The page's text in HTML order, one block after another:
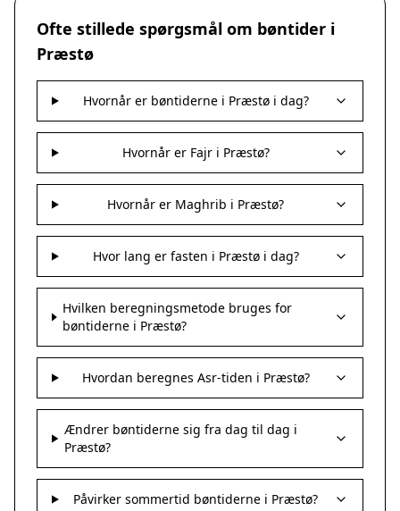
Ofte stillede spørgsmål om bøntider i
Præstø
Hvornår er bøntiderne i Præstø i dag?
Hvornår er Fajr i Præstø?
Hvornår er Maghrib i Præstø?
Hvor lang er fasten i Præstø i dag?
Hvilken beregningsmetode bruges for
bøntiderne i Præstø?
Hvordan beregnes Asr-tiden i Præstø?
Ændrer bøntiderne sig fra dag til dag i
Præstø?
Påvirker sommertid bøntiderne i Præstø?